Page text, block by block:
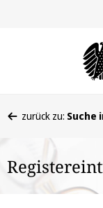
befinden
hier:
zurück zu: Suche